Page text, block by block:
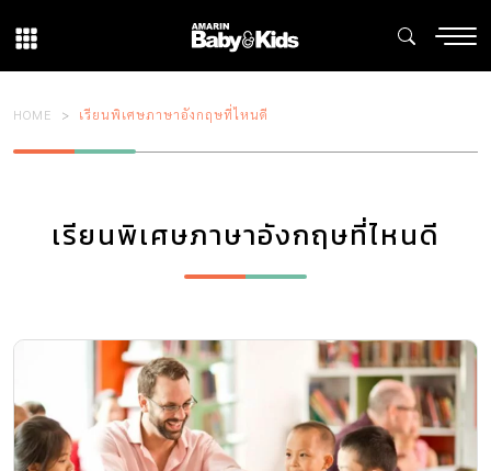
HOME เรียนพิเศษภาษาอังกฤษที่ไหนดี
เรียนพิเศษภาษาอังกฤษที่ไหนดี